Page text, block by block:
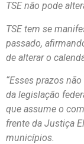
TSE não pode
TSE tem se
passado,
de alterar o
“Esses prazos
da legislação
que assume o
frente da Justiça
municípios.